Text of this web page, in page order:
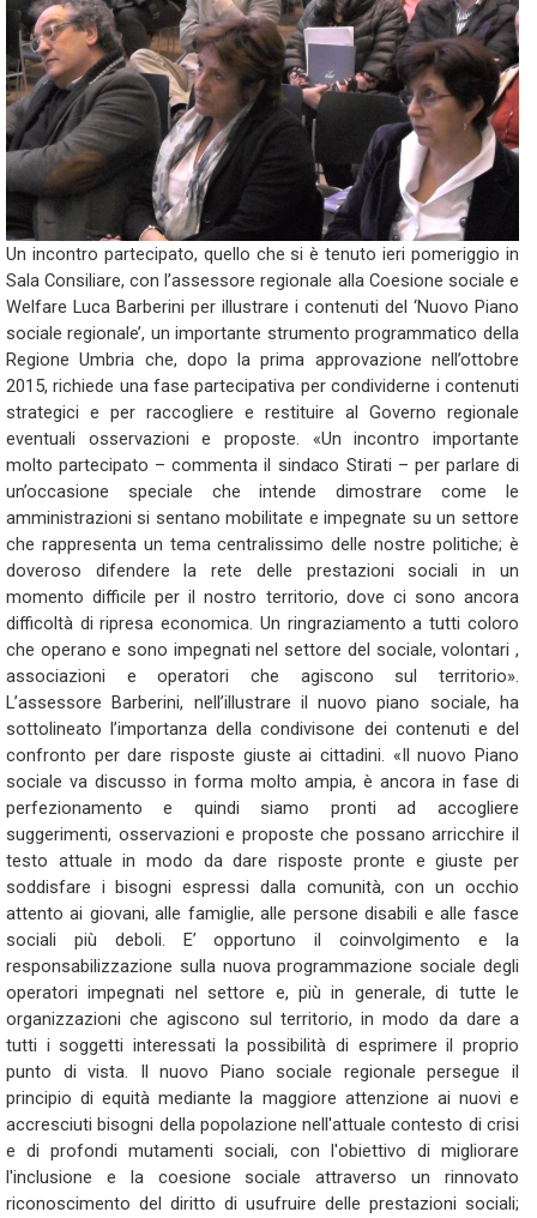
Un incontro partecipato, quello che si è tenuto ieri pomeriggio in
Sala Consiliare, con l’assessore regionale alla Coesione sociale e
Welfare Luca Barberini per illustrare i contenuti del ‘Nuovo Piano
sociale regionale’, un importante strumento programmatico della
Regione Umbria che, dopo la prima approvazione nell’ottobre
2015, richiede una fase partecipativa per condividerne i contenuti
strategici e per raccogliere e restituire al Governo regionale
eventuali osservazioni e proposte. «Un incontro importante
molto partecipato – commenta il sindaco Stirati – per parlare di
un’occasione speciale che intende dimostrare come le
amministrazioni si sentano mobilitate e impegnate su un settore
che rappresenta un tema centralissimo delle nostre politiche; è
doveroso difendere la rete delle prestazioni sociali in un
momento difficile per il nostro territorio, dove ci sono ancora
difficoltà di ripresa economica. Un ringraziamento a tutti coloro
che operano e sono impegnati nel settore del sociale, volontari ,
associazioni e operatori che agiscono sul territorio».
L’assessore Barberini, nell’illustrare il nuovo piano sociale, ha
sottolineato l’importanza della condivisone dei contenuti e del
confronto per dare risposte giuste ai cittadini. «Il nuovo Piano
sociale va discusso in forma molto ampia, è ancora in fase di
perfezionamento e quindi siamo pronti ad accogliere
suggerimenti, osservazioni e proposte che possano arricchire il
testo attuale in modo da dare risposte pronte e giuste per
soddisfare i bisogni espressi dalla comunità, con un occhio
attento ai giovani, alle famiglie, alle persone disabili e alle fasce
sociali più deboli. E’ opportuno il coinvolgimento e la
responsabilizzazione sulla nuova programmazione sociale degli
operatori impegnati nel settore e, più in generale, di tutte le
organizzazioni che agiscono sul territorio, in modo da dare a
tutti i soggetti interessati la possibilità di esprimere il proprio
punto di vista. Il nuovo Piano sociale regionale persegue il
principio di equità mediante la maggiore attenzione ai nuovi e
accresciuti bisogni della popolazione nell'attuale contesto di crisi
e di profondi mutamenti sociali, con l'obiettivo di migliorare
l'inclusione e la coesione sociale attraverso un rinnovato
riconoscimento del diritto di usufruire delle prestazioni sociali;